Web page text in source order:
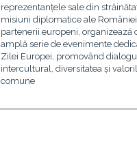
reprezentanțele sale din
misiuni diplomatice ale României
partenerii europeni, organizează
amplă serie de evenimente
Zilei Europei, promovând
intercultural, diversitatea și
comune